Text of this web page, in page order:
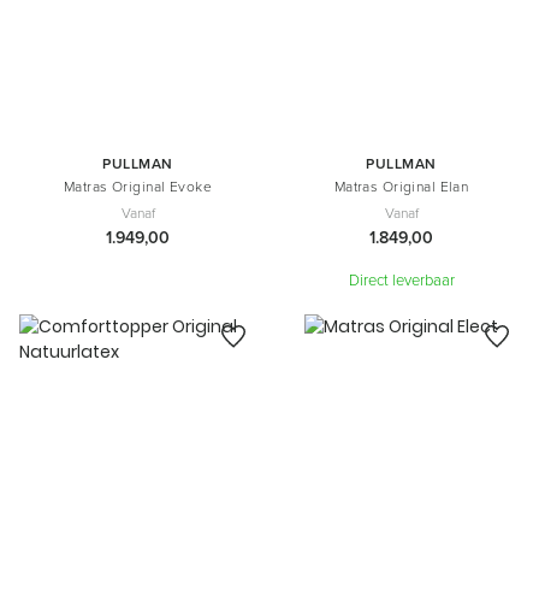
PULLMAN
Matras Original Evoke
Vanaf
1.949,00
PULLMAN
Matras Original Elan
Vanaf
1.849,00
Direct leverbaar